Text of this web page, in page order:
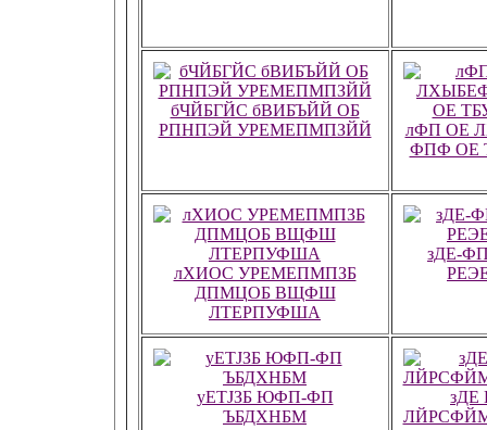
бЧЙБГЙС бВИБЪЙЙ ОБ
РПНПЭЙ УРЕМЕПМПЗЙЙ
лФП ОЕ
ФПФ ОЕ
лХИОС УРЕМЕПМПЗБ
ДПМЦОБ ВЩФШ
ЛТЕРПУФША
зДЕ-
уЕТЈЗБ ЮФП-ФП
ЪБДХНБМ
зДЕ